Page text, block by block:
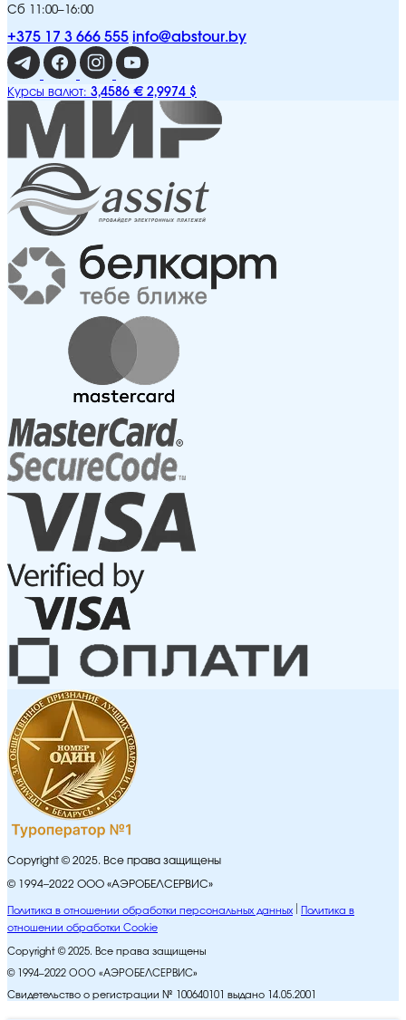
Сб 11:00–16:00
+375 17 3 666 555 info@abstour.by
Курсы валют: 3,4586 € 2,9974 $
Copyright © 2025. Все права защищены
© 1994–2022 ООО «АЭРОБЕЛСЕРВИС»
Политика в отношении обработки персональных данных
Политика в
отношении обработки Cookie
Copyright © 2025. Все права защищены
© 1994–2022 ООО «АЭРОБЕЛСЕРВИС»
Свидетельство о регистрации № 100640101 выдано 14.05.2001